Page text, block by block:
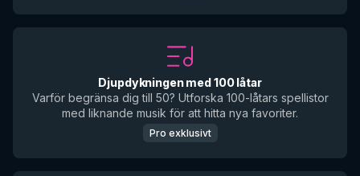
Djupdykningen med 100 låtar
Varför begränsa dig till 50? Utforska 100-låtars spellistor
med liknande musik för att hitta nya favoriter.
Pro exklusivt